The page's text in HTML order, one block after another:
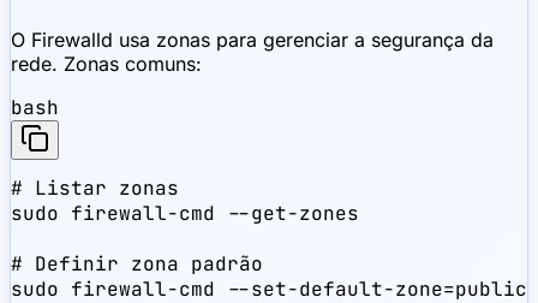
O Firewalld usa zonas para gerenciar a segurança da
rede. Zonas comuns:
bash
# Listar zonas
sudo firewall-cmd --get-zones
# Definir zona padrão
sudo firewall-cmd --set-default-zone=public